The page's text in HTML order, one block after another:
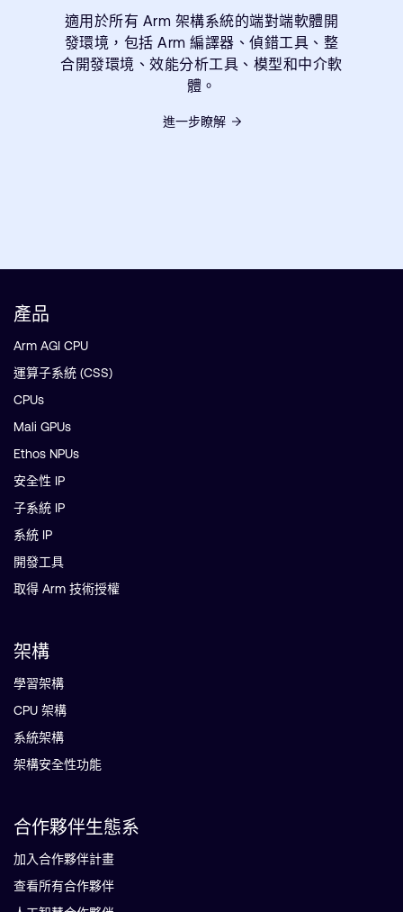
適用於所有 Arm 架構系統的端對端軟體開
發環境，包括 Arm 編譯器、偵錯工具、整
合開發環境、效能分析工具、模型和中介軟
體。
進一步瞭解
產品
Arm AGI CPU
運算子系統 (CSS)
CPUs
Mali GPUs
Ethos NPUs
安全性 IP
子系統 IP
系統 IP
開發工具
取得 Arm 技術授權
架構
學習架構
CPU 架構
系統架構
架構安全性功能
合作夥伴生態系
加入合作夥伴計畫
查看所有合作夥伴